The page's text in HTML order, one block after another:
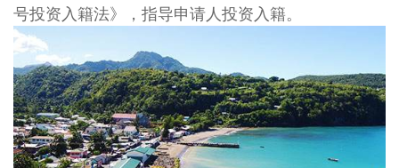
号投资入籍法》，指导申请人投资入籍。